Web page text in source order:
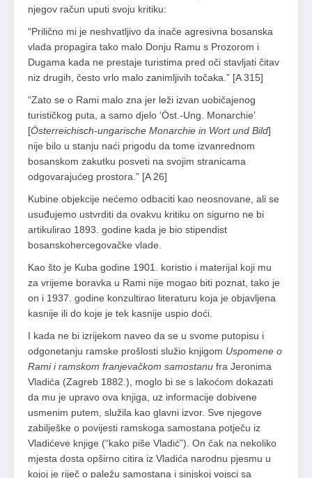
njegov račun uputi svoju kritiku:
“Prilično mi je neshvatljivo da inače agresivna bosanska
vlada propagira tako malo Donju Ramu s Prozorom i
Dugama kada ne prestaje turistima pred oči stavljati čitav
niz drugih, često vrlo malo zanimljivih točaka.” [A 315]
“Zato se o Rami malo zna jer leži izvan uobičajenog
turističkog puta, a samo djelo ‘Öst.-Ung. Monarchie’
[Österreichisch-ungarische Monarchie in Wort und Bild]
nije bilo u stanju naći prigodu da tome izvanrednom
bosanskom zakutku posveti na svojim stranicama
odgovarajućeg prostora.” [A 26]
Kubine objekcije nećemo odbaciti kao neosnovane, ali se
usuđujemo ustvrditi da ovakvu kritiku on sigurno ne bi
artikulirao 1893. godine kada je bio stipendist
bosanskohercegovačke vlade.
Kao što je Kuba godine 1901. koristio i materijal koji mu
za vrijeme boravka u Rami nije mogao biti poznat, tako je
on i 1937. godine konzultirao literaturu koja je objavljena
kasnije ili do koje je tek kasnije uspio doći.
I kada ne bi izrijekom naveo da se u svome putopisu i
odgonetanju ramske prošlosti služio knjigom Uspomene o
Rami i ramskom franjevačkom samostanu fra Jeronima
Vladića (Zagreb 1882.), moglo bi se s lakoćom dokazati
da mu je upravo ova knjiga, uz informacije dobivene
usmenim putem, služila kao glavni izvor. Sve njegove
zabilješke o povijesti ramskoga samostana potječu iz
Vladićeve knjige (“kako piše Vladić”). On čak na nekoliko
mjesta dosta opširno citira iz Vladića narodnu pjesmu u
kojoj je riječ o paležu samostana i sinjskoj vojsci sa